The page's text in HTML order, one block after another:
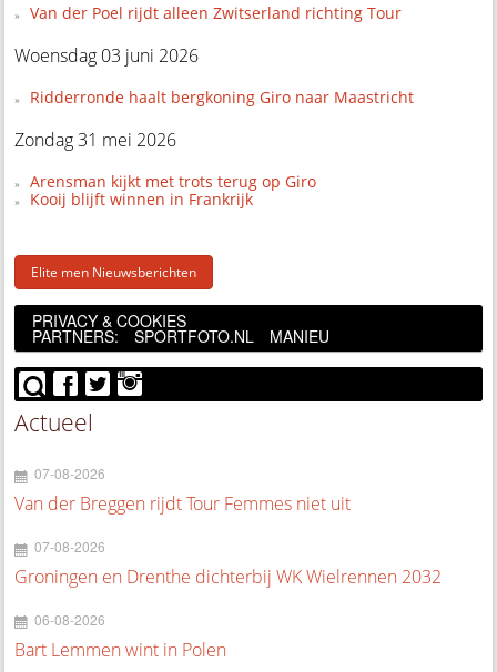
Van der Poel rijdt alleen Zwitserland richting Tour
Woensdag 03 juni 2026
Ridderronde haalt bergkoning Giro naar Maastricht
Zondag 31 mei 2026
Arensman kijkt met trots terug op Giro
Kooij blijft winnen in Frankrijk
Elite men Nieuwsberichten
PRIVACY & COOKIES
PARTNERS: SPORTFOTO.NL MANIEU
Actueel
07-08-2026
Van der Breggen rijdt Tour Femmes niet uit
07-08-2026
Groningen en Drenthe dichterbij WK Wielrennen 2032
06-08-2026
Bart Lemmen wint in Polen